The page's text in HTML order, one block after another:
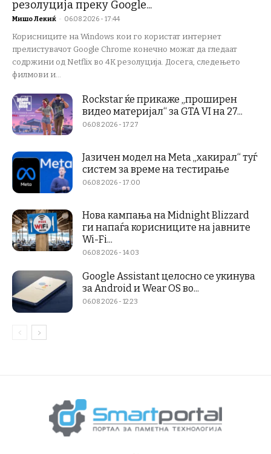
резолуција преку Google...
Мишо Лекиќ - 06.08.2026 - 17:44
Корисниците на Windows кои го користат интернет
прелистувачот Google Chrome конечно можат да гледаат
содржини од Netflix во 4K резолуција. Досега, следењето
филмови и...
Rockstar ќе прикаже „проширен
видео материјал“ за GTA VI на 27...
06.08.2026 - 17:27
Јазичен модел на Meta „хакирал“ туѓ
систем за време на тестирање
06.08.2026 - 17:00
Нова кампања на Midnight Blizzard
ги напаѓа корисниците на јавните
Wi-Fi...
06.08.2026 - 14:03
Google Assistant целосно се укинува
за Android и Wear OS во...
06.08.2026 - 12:23